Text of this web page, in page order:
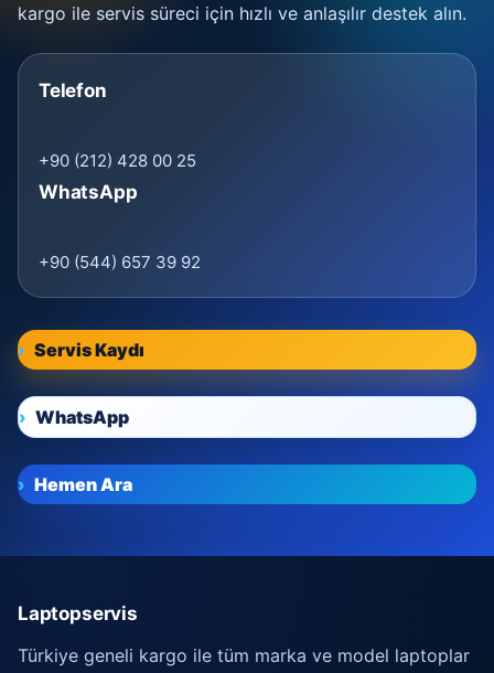
kargo ile servis süreci için hızlı ve anlaşılır destek alın.
Telefon
+90 (212) 428 00 25
WhatsApp
+90 (544) 657 39 92
Servis Kaydı
WhatsApp
Hemen Ara
Laptopservis
Türkiye geneli kargo ile tüm marka ve model laptoplar